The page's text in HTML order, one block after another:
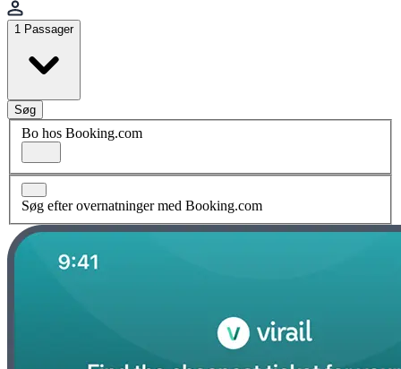
1 Passager
Søg
Bo hos Booking.com
Søg efter overnatninger med Booking.com